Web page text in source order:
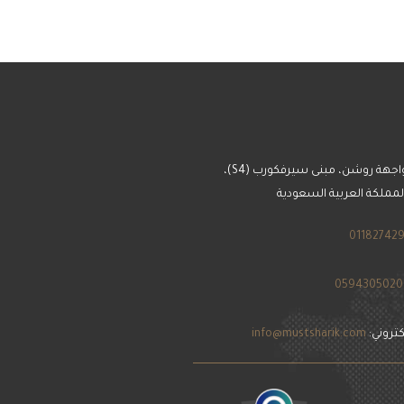
العنوان: واجهة روشن، مبنى سيرفكورب (S4)،
العربية السعودية
0594305020
info@mustsharik.com